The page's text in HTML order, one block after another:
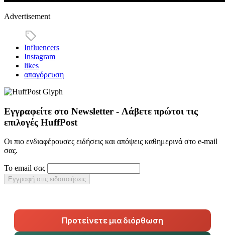
Advertisement
Influencers
Instagram
likes
απαγόρευση
Εγγραφείτε στο Newsletter - Λάβετε πρώτοι τις
επιλογές HuffPost
Οι πιο ενδιαφέρουσες ειδήσεις και απόψεις καθημερινά στο e-mail
σας.
Το email σας
Εγγραφή στις ειδοποιήσεις
Προτείνετε μια διόρθωση